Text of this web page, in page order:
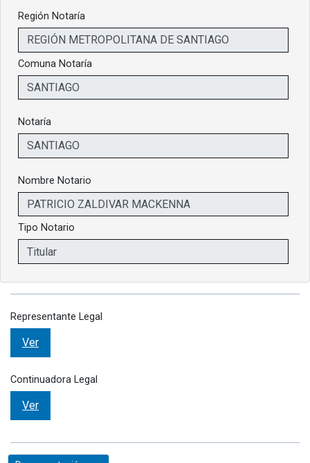
Región Notaría
Comuna Notaría
Notaría
Nombre Notario
Tipo Notario
Representante Legal
Ver
Continuadora Legal
Ver